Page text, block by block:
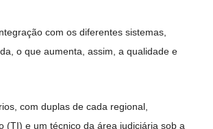
com os diferentes sistemas,
o que aumenta, assim, a qualidade e
com duplas de cada regional,
(TI) e um técnico da área judiciária sob a